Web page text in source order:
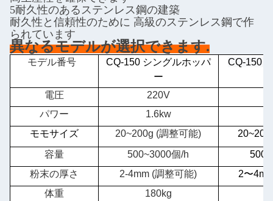
5耐久性のあるステンレス鋼の建築
耐久性と信頼性のために 高級のステンレス鋼で作
られています
異なるモデルが選択できます.
モデル番号
CQ-150 シングルホッパ
ー
CQ-150
電圧 220V
パワー
1.6kw
モモサイズ
20~200g (調整可能)
容量
500~3000個/h
粉末の厚さ
2-4mm (調整可能)
2〜
体重
180kg